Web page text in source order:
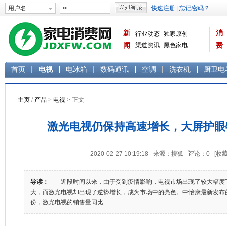
新
闻
行业动态 独家原创
渠道资讯 黑色家电
消
费
首页 电视 电冰箱 数码通讯 空调 洗衣机 厨卫电
主页 / 产品 > 电视 > 正文
激光电视仍保持高速增长，大屏护
2020-02-27 10:19:18 来源：搜狐 评论： 0 [收
导读：
近段时间以来，由于受到疫情影响，电视市场出现了较大幅度
大，而激光电视却出现了逆势增长，成为市场中的亮色。中怡康最新发
份，激光电视的销售量同比